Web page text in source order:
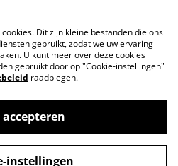
Voorwaarden
Cookiebeleid
Dit zijn kleine bestanden die ons
gebruikt, zodat we uw ervaring
U kunt meer over deze cookies
gebruikt door op "Cookie-instellingen"
raadplegen.
accepteren
instellingen